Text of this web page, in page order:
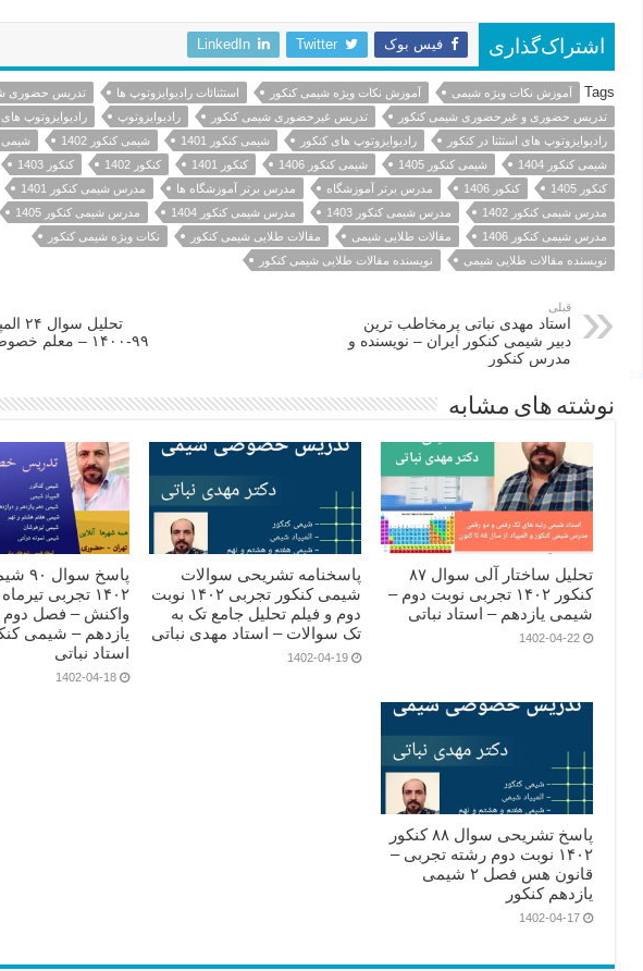
اشتراک‌گذاری فیس بوک Twitter
LinkedIn
Tags آموزش نکات ویژه شیمی آموزش نکات ویژه شیمی کنکور استثنائات رادیوایزوتوپ ها
تدریس حضوری
تدریس حضوری و غیرحضوری شیمی کنکور
تدریس غیرحضوری شیمی کنکور رادیوایزوتوپ
رادیوایزوتوپ های
رادیوایزوتوپ های استثنا در کنکور
رادیوایزوتوپ های کنکور شیمی کنکور 1401 شیمی کنکور 1402
شیمی
شیمی کنکور 1404
شیمی کنکور 1405 شیمی کنکور 1406 کنکور 1401 کنکور 1402 کنکور 1403
کنکور 1405
کنکور 1406 مدرس برتر آموزشگاه مدرس برتر آموزشگاه ها
مدرس شیمی کنکور 1401
مدرس شیمی کنکور 1402
مدرس شیمی کنکور 1403 مدرس شیمی کنکور 1404
مدرس شیمی کنکور 1405
مدرس شیمی کنکور 1406
مقالات طلایی شیمی مقالات طلایی شیمی کنکور
نکات ویژه شیمی کنکور
نویسنده مقالات طلایی شیمی
نویسنده مقالات طلایی شیمی کنکور
قبلی
استاد مهدی نباتی پرمخاطب ترین
دبیر شیمی کنکور ایران – نویسنده و
مدرس کنکور
تحلیل
۹۹-۱۴۰۰ – معلم
نوشته های مشابه
تحلیل ساختار آلی سوال ۸۷
کنکور ۱۴۰۲ تجربی نوبت دوم –
شیمی یازدهم – استاد نباتی
1402-04-22
پاسخنامه تشریحی سوالات
شیمی کنکور تجربی ۱۴۰۲ نوبت
دوم و فیلم تحلیل جامع تک به
تک سوالات – استاد مهدی نباتی
1402-04-19
پاسخ
۱۴۰۲ تجربی
واکنش – فصل
استاد نباتی
1402-04-18
پاسخ تشریحی سوال ۸۸ کنکور
۱۴۰۲ نوبت دوم رشته تجربی –
قانون هس فصل ۲ شیمی
یازدهم کنکور
1402-04-17